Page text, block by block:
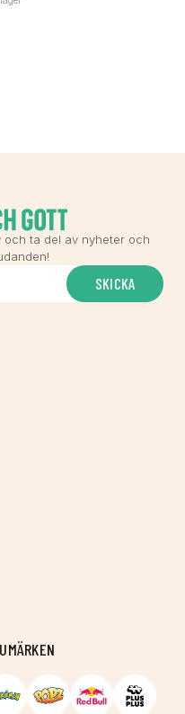
och ta del av nyheter och
SKICKA